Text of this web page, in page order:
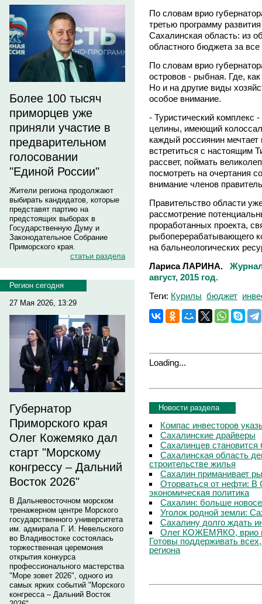
Более 100 тысяч
приморцев уже
приняли участие в
предварительном
голосовании
"Единой России"
Жители региона продолжают
выбирать кандидатов, которые
представят партию на
предстоящих выборах в
Государственную Думу и
Законодательное Собрание
Приморского края.
статьи раздела
Регион сегодня
27 Мая 2026, 13:29
Губернатор
Приморского края
Олег Кожемяко дал
старт "Морскому
конгрессу – Дальний
Восток 2026"
В Дальневосточном морском
тренажерном центре Морского
государственного университета
им. адмирала Г. И. Невельского
во Владивостоке состоялась
торжественная церемония
открытия конкурса
профессионального мастерства
"Море зовет 2026", одного из
самых ярких событий "Морского
конгресса – Дальний Восток
По словам врио
третью программу
Сахалинская область: из
областного бюджета за
По словам врио
островов - рыбная. Где,
Но и на другие виды
особое внимание.
- Туристический комплекс
целины, имеющий
каждый россиянин
встретиться с настоящим
рассвет, поймать
посмотреть на очертания
внимание членов
Правительство области
рассмотрение
проработанных проекта,
рыбоперерабатывающего
на бальнеологических
Лариса ЛАРИНА.
август, 2015 год.
Теги: Курилы бюджет
Loading...
Новости раздела
Компас инвесторов
Сахалинские драйверы
Сахалинцев
Сахалинская область
строительстве жилья
Сахалин приманивает
Оторваться от нефти: В
экономическая политика
Сахалин: больше
Уголок родной земли:
Сахалину долго ждать
Олег КОЖЕМЯКО, врио
Готовы поддерживать
региона